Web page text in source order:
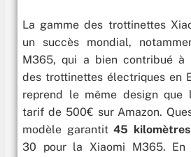
La gamme des trottinettes
un succès mondial,
M365, qui a bien contribué à
des trottinettes électriques en
reprend le même design que
tarif de 500€ sur Amazon.
modèle garantit 45
30 pour la Xiaomi M365. En